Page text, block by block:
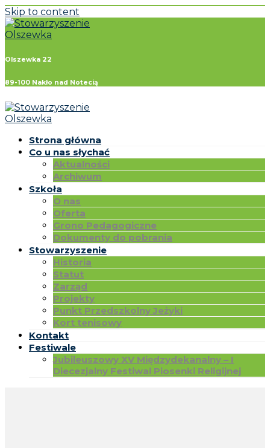
Skip to content
Olszewka 22
89-100 Nakło nad Notecią
Strona główna
Co u nas słychać
Aktualności
Archiwum
Szkoła
O nas
Oferta
Grono Pedagogiczne
Dokumenty do pobrania
Stowarzyszenie
Historia
Statut
Zarząd
Projekty
Punkt Przedszkolny Jeżyki
Kort tenisowy
Kontakt
Festiwale
Jubileuszowy XV Międzydekanalny – I
Diecezjalny Festiwal Piosenki Religijnej